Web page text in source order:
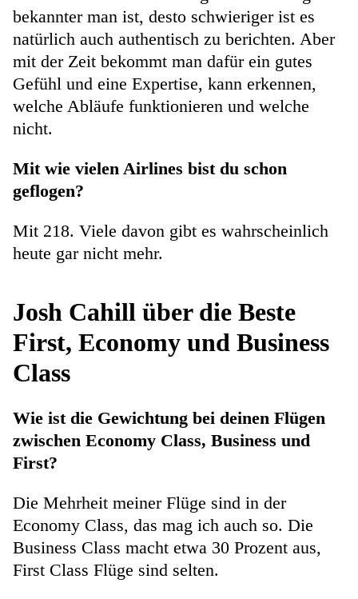
bekannter man ist, desto schwieriger ist es
natürlich auch authentisch zu berichten. Aber
mit der Zeit bekommt man dafür ein gutes
Gefühl und eine Expertise, kann erkennen,
welche Abläufe funktionieren und welche
nicht.
Mit wie vielen Airlines bist du schon
geflogen?
Mit 218. Viele davon gibt es wahrscheinlich
heute gar nicht mehr.
Josh Cahill über die Beste
First, Economy und Business
Class
Wie ist die Gewichtung bei deinen Flügen
zwischen Economy Class, Business und
First?
Die Mehrheit meiner Flüge sind in der
Economy Class, das mag ich auch so. Die
Business Class macht etwa 30 Prozent aus,
First Class Flüge sind selten.